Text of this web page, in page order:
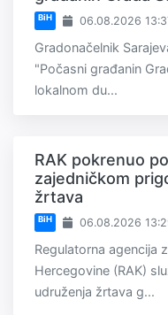
BiH 06.08.2026
Gradonačelnik
"Počasni građanin
lokalnom du...
RAK pokrenuo
zajedničkom
žrtava
BiH 06.08.2026
Regulatorna agencija
Hercegovine (RAK)
udruženja žrtava g...